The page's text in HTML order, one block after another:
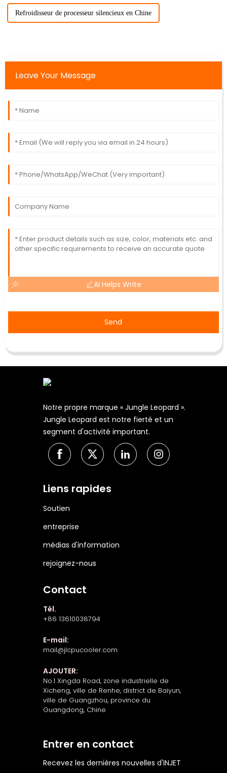
Refroidisseur de processeur silencieux en Chine
Leave Your Message
AI Helps Write
Send
Notre propre marque « Jungle Leopard ».
Jungle Leopard est notre fierté et un
segment d'activité important.
Liens rapides
Soutien
entreprise
médias d'information
rejoignez-nous
Contact
Tél.
+86 13610038794
E-mail:
mail@jlcpucooler.com
AJOUTER:
No.1 Xingda Road, zone industrielle de
Xicheng, ville de Renhe, district de Baiyun,
ville de Guangzhou, province du
Guangdong, Chine
Entrer en contact
Recevez les dernières nouvelles d'INJET